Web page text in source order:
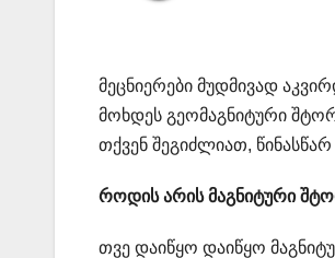
მეცნიერები მუდმივად
მოხდეს გეომაგნიტური
თქვენ შეგიძლიათ,
როდის არის მაგნიტური
თვე დაიწყო დაიწყო